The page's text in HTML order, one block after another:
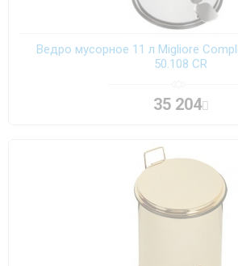
Ведро мусорное 11 л Migliore
50.108 CR
35 204